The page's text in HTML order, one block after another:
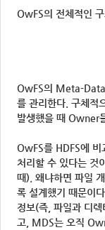
OwFS의 전체적인
OwFS의 Meta-
를 관리한다. 구체적
발생했을 때 Owner
OwFS를 HDFS에 비
처리할 수 있다는 것
때). 왜냐하면 파일
록 설계했기 때문이
정보(즉, 파일과 디
고, MDS는 오직